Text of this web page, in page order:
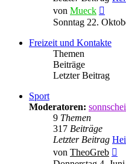
von Mueck
Sonntag 22.
Freizeit und Kontakte
Themen
Beiträge
Letzter Beitrag
Sport
Moderatoren:
9 Themen
317 Beiträge
Letzter Beitrag
von TheoGreb